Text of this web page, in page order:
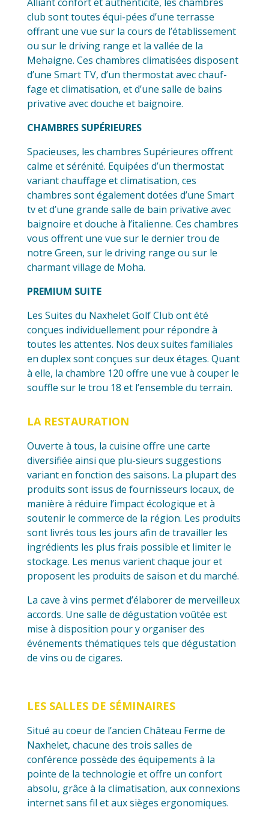
club sont toutes équi-pées d’une terrasse
offrant une vue sur la cours de l’établissement
ou sur le driving range et la vallée de la
Mehaigne. Ces chambres climatisées disposent
d’une Smart TV, d’un thermostat avec chauf-
fage et climatisation, et d’une salle de bains
privative avec douche et baignoire.
CHAMBRES SUPÉRIEURES
Spacieuses, les chambres Supérieures offrent
calme et sérénité. Equipées d’un thermostat
variant chauffage et climatisation, ces
chambres sont également dotées d’une Smart
tv et d’une grande salle de bain privative avec
baignoire et douche à l’italienne. Ces chambres
vous offrent une vue sur le dernier trou de
notre Green, sur le driving range ou sur le
charmant village de Moha.
PREMIUM SUITE
Les Suites du Naxhelet Golf Club ont été
conçues individuellement pour répondre à
toutes les attentes. Nos deux suites familiales
en duplex sont conçues sur deux étages. Quant
à elle, la chambre 120 offre une vue à couper le
souffle sur le trou 18 et l’ensemble du terrain.
LA RESTAURATION
Ouverte à tous, la cuisine offre une carte
diversifiée ainsi que plu-sieurs suggestions
variant en fonction des saisons. La plupart des
produits sont issus de fournisseurs locaux, de
manière à réduire l’impact écologique et à
soutenir le commerce de la région. Les produits
sont livrés tous les jours afin de travailler les
ingrédients les plus frais possible et limiter le
stockage. Les menus varient chaque jour et
proposent les produits de saison et du marché.
La cave à vins permet d’élaborer de merveilleux
accords. Une salle de dégustation voûtée est
mise à disposition pour y organiser des
événements thématiques tels que dégustation
de vins ou de cigares.
LES SALLES DE SÉMINAIRES
Situé au coeur de l’ancien Château Ferme de
Naxhelet, chacune des trois salles de
conférence possède des équipements à la
pointe de la technologie et offre un confort
absolu, grâce à la climatisation, aux connexions
internet sans fil et aux sièges ergonomiques.